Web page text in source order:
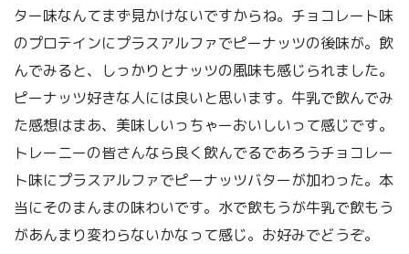
ター味なんてまず見かけないですからね。チョコレート味
のプロテインにプラスアルファでピーナッツの後味が。飲
んでみると、しっかりとナッツの風味も感じられました。
ピーナッツ好きな人には良いと思います。牛乳で飲んでみ
た感想はまあ、美味しいっちゃーおいしいって感じです。
トレーニーの皆さんなら良く飲んでるであろうチョコレー
ト味にプラスアルファでピーナッツバターが加わった。本
当にそのまんまの味わいです。水で飲もうが牛乳で飲もう
があんまり変わらないかなって感じ。お好みでどうぞ。